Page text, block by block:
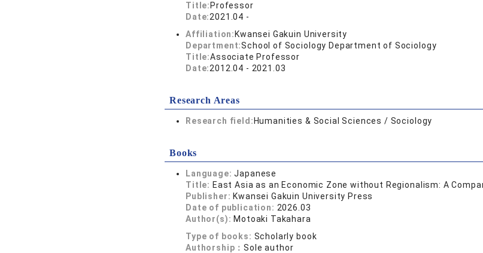
Title: Professor
Date:2021.04 -
Affiliation: Kwansei Gakuin University
Department:School of Sociology Department of Sociology
Title:Associate Professor
Date:2012.04 - 2021.03
Research Areas
Research field: Humanities & Social Sciences / Sociology
Books
Language:Japanese
Title: East Asia as an Economic Zone without Regionalism: A
Publisher: Kwansei Gakuin University Press
Date of publication: 2026.03
Author(s): Motoaki Takahara
Type of books: Scholarly book
Authorship：Sole author